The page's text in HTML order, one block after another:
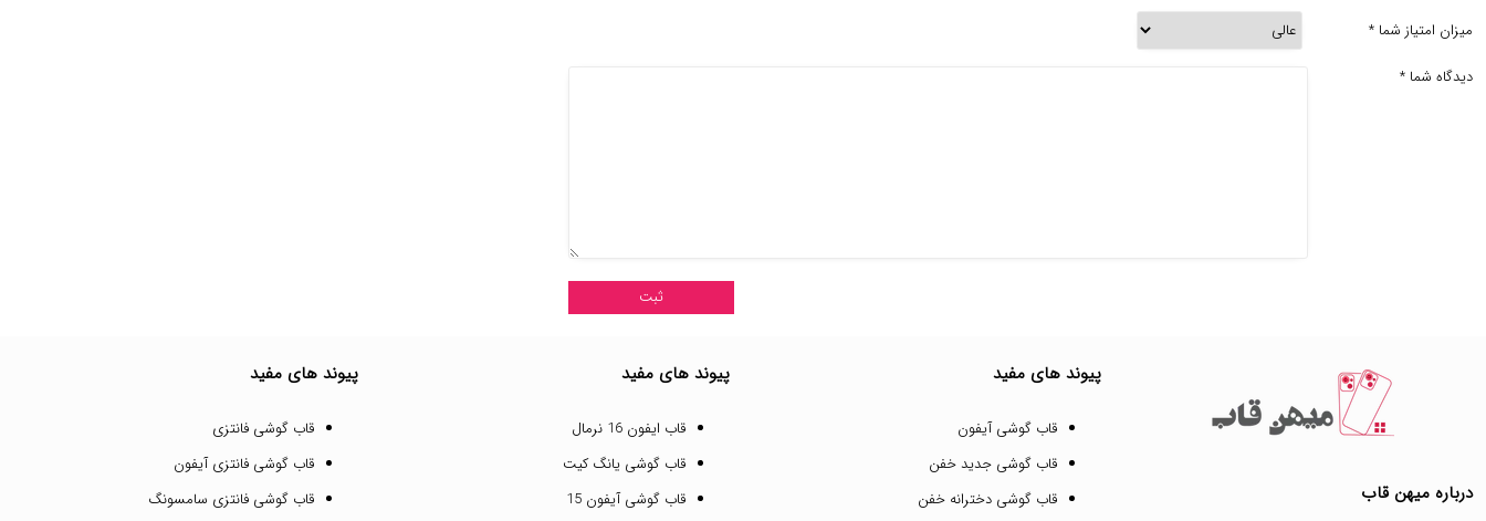
میزان امتیاز شما *
دیدگاه شما *
درباره میهن قاب
پیوند های مفید
قاب گوشی آیفون
قاب گوشی جدید خفن
قاب گوشی دخترانه خفن
پیوند های مفید
قاب ایفون 16 نرمال
قاب گوشی یانگ کیت
قاب گوشی آیفون 15
پیوند های مفید
قاب گوشی فانتزی
قاب گوشی فانتزی آیفون
قاب گوشی فانتزی سامسونگ